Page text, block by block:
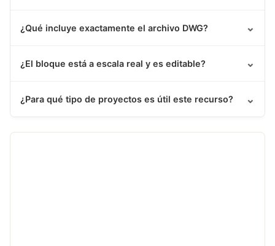
¿Qué incluye exactamente el archivo DWG? ⌄
¿El bloque está a escala real y es editable? ⌄
¿Para qué tipo de proyectos es útil este recurso? ⌄